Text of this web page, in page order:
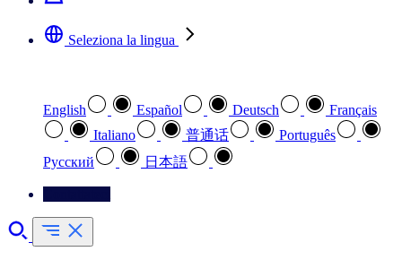
Seleziona la lingua
English Español Deutsch
Français
Italiano
普通话
Português
Pусский
日本語